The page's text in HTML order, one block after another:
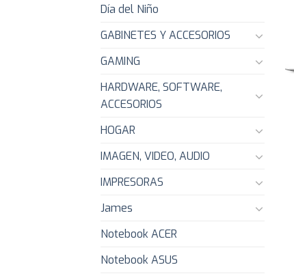
Día del Niño
GABINETES Y ACCESORIOS
GAMING
HARDWARE, SOFTWARE,
ACCESORIOS
HOGAR
IMAGEN, VIDEO, AUDIO
IMPRESORAS
James
Notebook ACER
Notebook ASUS